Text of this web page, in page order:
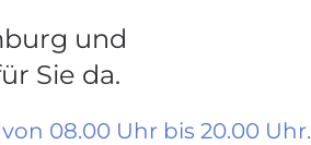
und
Sie da.
08.00 Uhr bis 20.00 Uhr.